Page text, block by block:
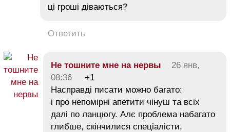
ці гроші діваються?
Ответить
Не тошните мне на нервы
26 янв,
08:36
+1
Насправді писати можно багато:
і про непомірні апетити чінуш та всіх
далі по ланцюгу. Алє проблема набагато
глибше, скінчилися спеціалісти,